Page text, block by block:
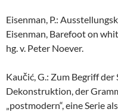
Eisenman, P.:
Eisenman, Barefoot on
hg. v. Peter Noever.
Kaučić, G.: Zum Begriff
Dekonstruktion, der
„postmodern“, eine Serie